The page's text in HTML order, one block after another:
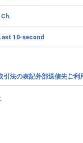
10-second
引法の表記外部送信先ご利